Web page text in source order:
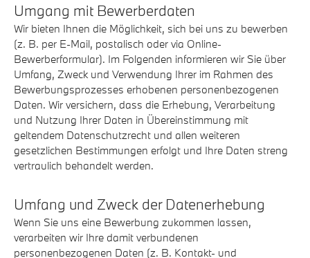
Umgang mit Bewerberdaten
Wir bieten Ihnen die Möglichkeit, sich bei uns zu bewerben
(z. B. per E-Mail, postalisch oder via Online-
Bewerberformular). Im Folgenden informieren wir Sie über
Umfang, Zweck und Verwendung Ihrer im Rahmen des
Bewerbungsprozesses erhobenen personenbezogenen
Daten. Wir versichern, dass die Erhebung, Verarbeitung
und Nutzung Ihrer Daten in Übereinstimmung mit
geltendem Datenschutzrecht und allen weiteren
gesetzlichen Bestimmungen erfolgt und Ihre Daten streng
vertraulich behandelt werden.
Umfang und Zweck der Datenerhebung
Wenn Sie uns eine Bewerbung zukommen lassen,
verarbeiten wir Ihre damit verbundenen
personenbezogenen Daten (z. B. Kontakt- und